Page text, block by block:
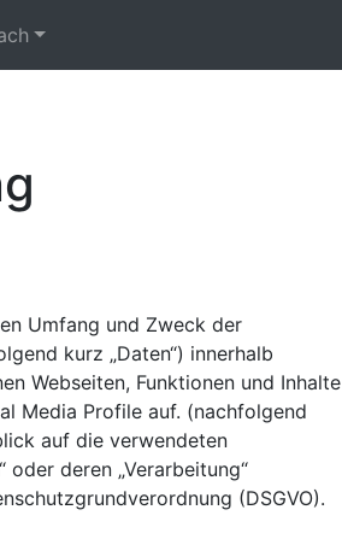
Umfang und Zweck der
kurz „Daten“) innerhalb
Webseiten, Funktionen und Inhalte
Media Profile auf. (nachfolgend
auf die verwendeten
deren „Verarbeitung“
(DSGVO).